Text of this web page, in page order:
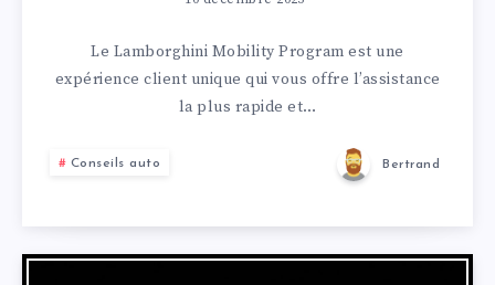
Le Lamborghini Mobility Program est une
expérience client unique qui vous offre l’assistance
la plus rapide et…
Conseils auto Bertrand